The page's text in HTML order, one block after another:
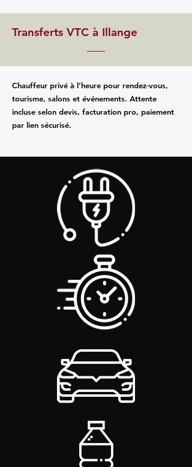
Transferts VTC à Illange
Chauffeur privé à l’heure pour rendez‑vous,
tourisme, salons et événements. Attente
incluse selon devis, facturation pro, paiement
par lien sécurisé.